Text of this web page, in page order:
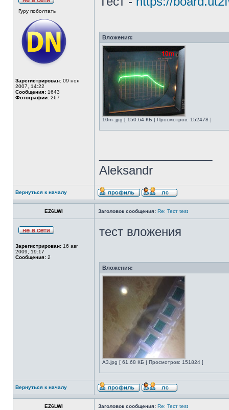
Гуру поболтать
Зарегистрирован: 09 ноя
2007, 14:22
Сообщения: 1643
Фотографии: 267
Вложения:
10m-.jpg [ 150.64 КБ | Просмотров: 152478 ]
Aleksandr
Вернуться к началу
EZ6LWI Заголовок сообщения: Re: Тест test
Зарегистрирован: 16 авг
2009, 19:17
Сообщения: 2
тест вложения
Вложения:
A3.jpg [ 61.68 КБ | Просмотров: 151824 ]
Вернуться к началу
EZ6LWI Заголовок сообщения: Re: Тест test